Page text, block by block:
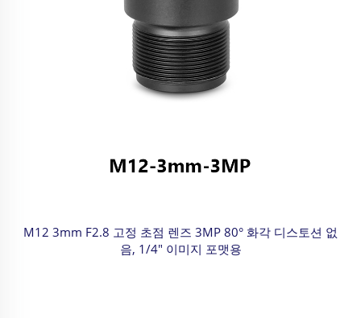
M12 3mm F2.8 고정 초점 렌즈 3MP 80° 화각 디스토션 없
음, 1/4" 이미지 포맷용